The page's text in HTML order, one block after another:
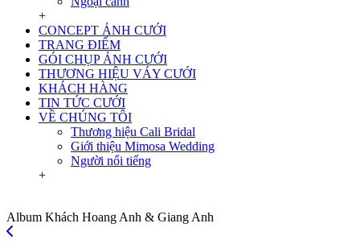
+
CONCEPT ẢNH CƯỚI
TRANG ĐIỂM
GÓI CHỤP ẢNH CƯỚI
THƯƠNG HIỆU VÁY CƯỚI
KHÁCH HÀNG
TIN TỨC CƯỚI
VỀ CHÚNG TÔI
Thương hiệu Cali Bridal
Giới thiệu Mimosa Wedding
Người nổi tiếng
+
Album Khách Hoang Anh & Giang Anh